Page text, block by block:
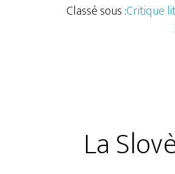
Classé sous :Critique
La